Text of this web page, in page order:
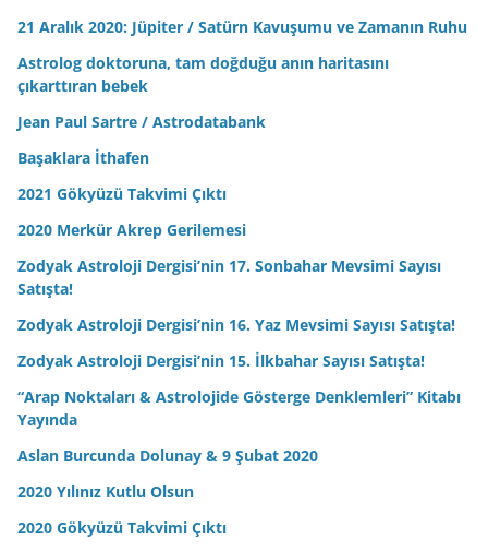
21 Aralık 2020: Jüpiter / Satürn Kavuşumu ve Zamanın Ruhu
Astrolog doktoruna, tam doğduğu anın haritasını
çıkarttıran bebek
Jean Paul Sartre / Astrodatabank
Başaklara İthafen
2021 Gökyüzü Takvimi Çıktı
2020 Merkür Akrep Gerilemesi
Zodyak Astroloji Dergisi’nin 17. Sonbahar Mevsimi Sayısı
Satışta!
Zodyak Astroloji Dergisi’nin 16. Yaz Mevsimi Sayısı Satışta!
Zodyak Astroloji Dergisi’nin 15. İlkbahar Sayısı Satışta!
“Arap Noktaları & Astrolojide Gösterge Denklemleri” Kitabı
Yayında
Aslan Burcunda Dolunay & 9 Şubat 2020
2020 Yılınız Kutlu Olsun
2020 Gökyüzü Takvimi Çıktı